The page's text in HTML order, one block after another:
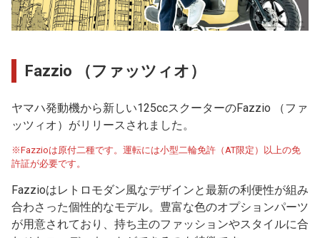
Fazzio （ファッツィオ）
ヤマハ発動機から新しい125ccスクーターのFazzio （ファ
ッツィオ）がリリースされました。
※Fazzioは原付二種です。運転には小型二輪免許（AT限定）以上の免
許証が必要です。
Fazzioはレトロモダン風なデザインと最新の利便性が組み
合わさった個性的なモデル。豊富な色のオプションパーツ
が用意されており、持ち主のファッションやスタイルに合